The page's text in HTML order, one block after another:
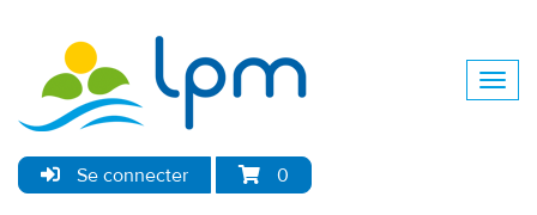
Se connecter 0